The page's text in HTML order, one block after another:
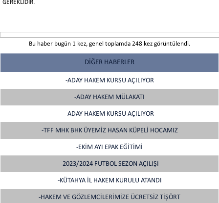
GEREKLİDİR.
Bu haber bugün 1 kez, genel toplamda 248 kez görüntülendi.
DİĞER HABERLER
-ADAY HAKEM KURSU AÇILIYOR
-ADAY HAKEM MÜLAKATI
-ADAY HAKEM KURSU AÇILIYOR
-TFF MHK BHK ÜYEMİZ HASAN KÜPELİ HOCAMIZ
-EKİM AYI EPAK EĞİTİMİ
-2023/2024 FUTBOL SEZON AÇILIŞI
-KÜTAHYA İL HAKEM KURULU ATANDI
-HAKEM VE GÖZLEMCİLERİMİZE ÜCRETSİZ TİŞÖRT